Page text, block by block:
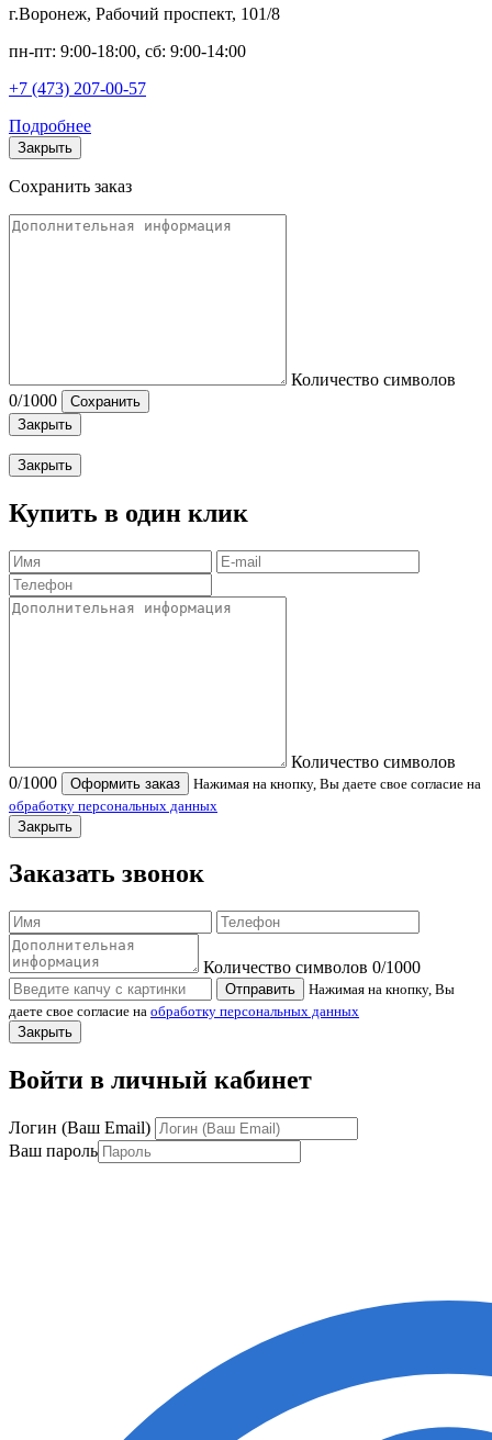
г.Воронеж, Рабочий проспект, 101/8
пн-пт: 9:00-18:00, сб: 9:00-14:00
+7 (473) 207-00-57
Подробнее
Закрыть
Сохранить заказ
Количество символов
0/1000
Сохранить
Закрыть
Закрыть
Купить в один клик
Количество символов
0/1000 Оформить заказ
Нажимая на кнопку, Вы даете свое согласие на
обработку персональных данных
Закрыть
Заказать звонок
Количество символов 0/1000
Отправить
Нажимая на кнопку, Вы
даете свое согласие на обработку персональных данных
Закрыть
Войти в личный кабинет
Логин (Ваш Email)
Ваш пароль